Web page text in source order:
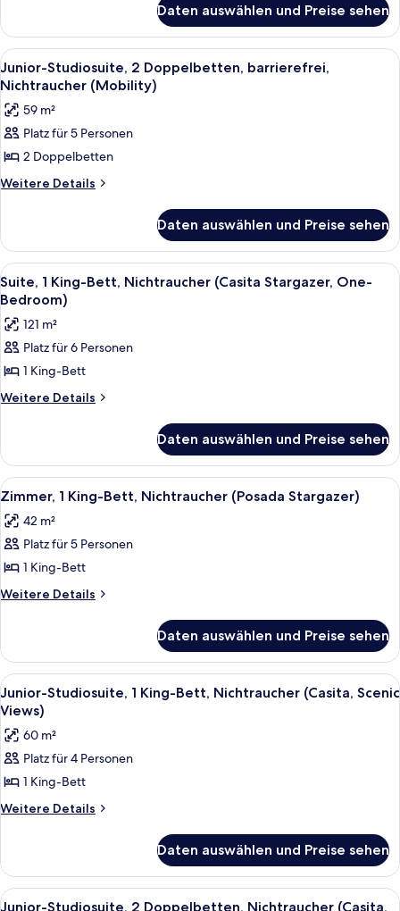
(Mobility)
anzeigen
Studiosuite,
1 King-
Bett,
barrierefrei,
(Mobility)
Daten auswählen und Preise sehen
Alle
Fotos
für
Junior-
Studiosuite,
2 Doppelbetten,
barrierefrei,
anzeigen
Ein Hotelzimmer mit zwei Betten,
10
Junior-Studiosuite, 2 Doppelbetten, barrierefrei,
Nichtraucher (Mobility)
59 m²
Platz für 5 Personen
2 Doppelbetten
Weitere Details
Weitere
Studiosuite,
2 Doppelbetten,
barrierefrei,
Nichtraucher
Daten auswählen und Preise sehen
Alle
Fotos
für
Suite,
1 King-
Bett,
Nichtraucher
One-
Bedroom)
anzeigen
Hochwertige Bettwaren,
7
Suite, 1 King-Bett, Nichtraucher (Casita Stargazer, One-
Bedroom)
121 m²
Platz für 6 Personen
1 King-Bett
Weitere Details
Weitere
1 King-
Bett,
Nichtraucher
Stargazer,
One-
Daten auswählen und Preise sehen
Alle
Fotos
für
Zimmer,
1 King-
Bett,
Stargazer)
anzeigen
Ein Hotelzimmer mit Bett,
9
Zimmer, 1 King-Bett, Nichtraucher (Posada Stargazer)
42 m²
Platz für 5 Personen
1 King-Bett
Weitere Details
Weitere
1 King-
Bett,
Nichtraucher
(Posada
Stargazer)
Daten auswählen und Preise sehen
Alle
Fotos
für
Junior-
Studiosuite,
1 King-
Bett,
Scenic
Views)
Hochwertige Bettwaren,
12
Junior-Studiosuite, 1 King-Bett, Nichtraucher (Casita, Scenic
Views)
60 m²
Platz für 4 Personen
1 King-Bett
Weitere Details
Weitere
Studiosuite,
1 King-
Bett,
Daten auswählen und Preise sehen
Alle
Ein Hotelzimmer mit zwei Betten,
10
Junior-Studiosuite, 2 Doppelbetten, Nichtraucher (Casita,